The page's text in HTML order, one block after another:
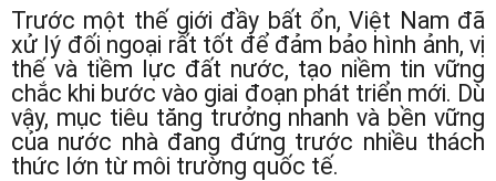
Trước một thế giới đầy bất ổn, Việt Nam đã
xử lý đối ngoại rất tốt để đảm bảo hình ảnh, vị
thế và tiềm lực đất nước, tạo niềm tin vững
chắc khi bước vào giai đoạn phát triển mới. Dù
vậy, mục tiêu tăng trưởng nhanh và bền vững
của nước nhà đang đứng trước nhiều thách
thức lớn từ môi trường quốc tế.